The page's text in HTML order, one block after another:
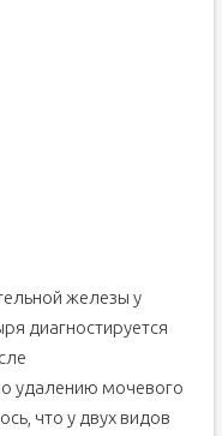
железы у
диагностируется
удалению мочевого
что у двух видов